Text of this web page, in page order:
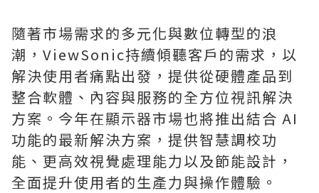
隨著市場需求的多元化與數位轉型的浪
潮，ViewSonic持續傾聽客戶的需求，以
解決使用者痛點出發，提供從硬體產品到
整合軟體、內容與服務的全方位視訊解決
方案。今年在顯示器市場也將推出結合 AI
功能的最新解決方案，提供智慧調校功
能、更高效視覺處理能力以及節能設計，
全面提升使用者的生產力與操作體驗。